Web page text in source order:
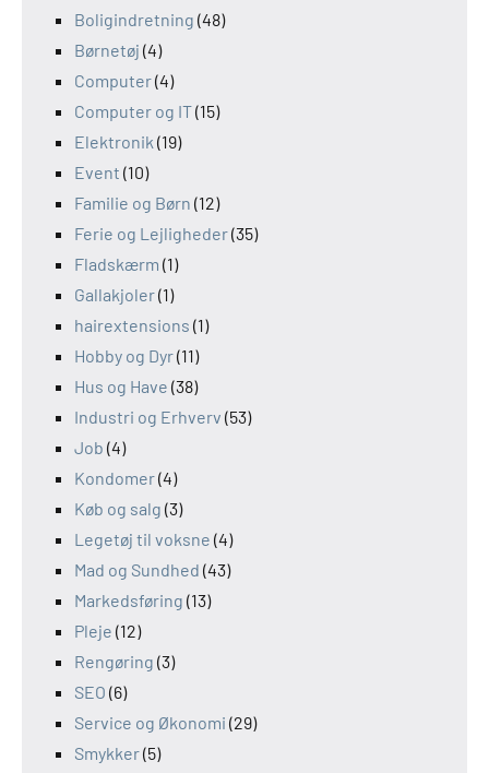
Boligindretning (48)
Børnetøj (4)
Computer(4)
Computer og IT(15)
Elektronik (19)
Event (10)
Familie og Børn (12)
Ferie og Lejligheder(35)
Fladskærm (1)
Gallakjoler(1)
hairextensions (1)
Hobby og Dyr(11)
Hus og Have (38)
Industri og Erhverv (53)
Job (4)
Kondomer(4)
Køb og salg (3)
Legetøj til voksne (4)
Mad og Sundhed (43)
Markedsføring (13)
Pleje (12)
Rengøring (3)
SEO (6)
Service og Økonomi (29)
Smykker(5)